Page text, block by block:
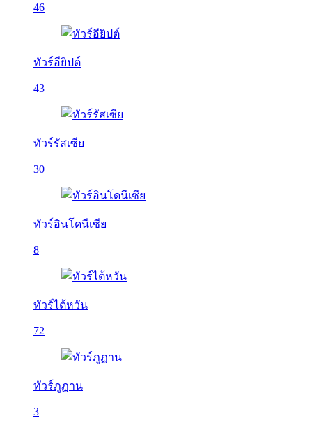
46
ทัวร์อียิปต์
43
ทัวร์รัสเซีย
30
ทัวร์อินโดนีเซีย
8
ทัวร์ไต้หวัน
72
ทัวร์ภูฏาน
3